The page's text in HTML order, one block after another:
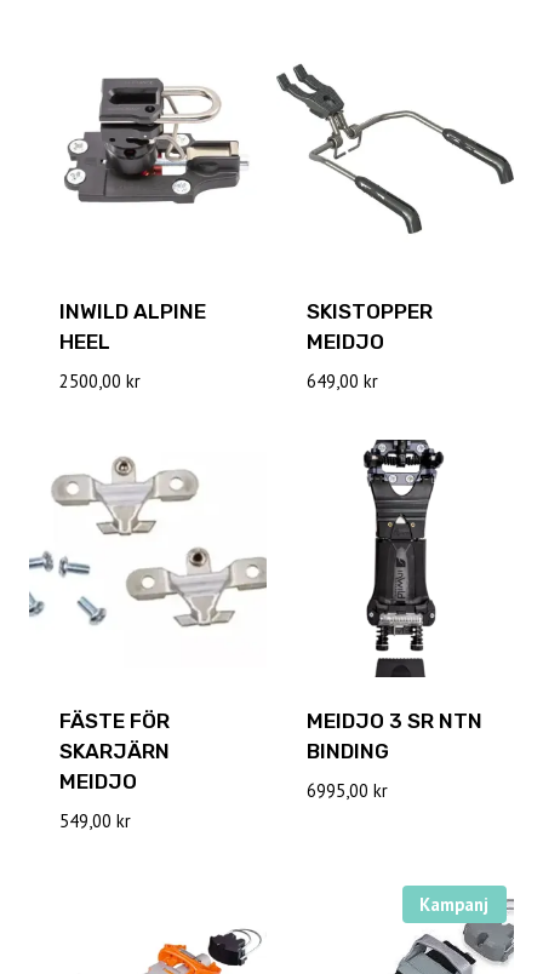
INWILD ALPINE
HEEL
2500,00 kr
SKISTOPPER
MEIDJO
649,00 kr
FÄSTE FÖR
SKARJÄRN
MEIDJO
549,00 kr
MEIDJO 3 SR NTN
BINDING
6995,00 kr
Kampanj